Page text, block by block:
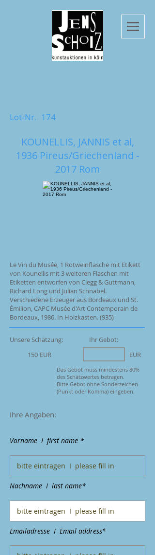
Lot-Nr. 174
KOUNELLIS, JANNIS et al,
1936 Pireus/Griechenland -
2017 Rom
Le Vin du Musée, 1 Rotweinflasche mit Etikett
von Kounellis mit 3 weiteren Flaschen mit
Etiketten entworfen von Clegg & Guttmann,
Richard Long und Julian Schnabel.
Verschiedene Erzeuger aus Bordeaux und St.
Émilion, CAPC Musée d'Art Contemporain de
Bordeaux, 1986. In Holzkasten. (935)
Unsere Schätzung:
150 EUR
Ihr Gebot:
EUR
Das Gebot muss mindestens 80%
des Schätzwertes betragen.
Bitte Gebot ohne Sonderzeichen
(Punkt oder Komma) eingeben.
Ihre Angaben:
Vorname I first name *
Nachname I last name*
Emailadresse I Email address*